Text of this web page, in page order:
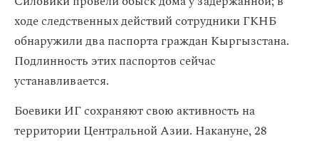
ходе следственных действий сотрудники ГКНБ
обнаружили два паспорта граждан Кыргызстана.
Подлинность этих паспортов сейчас
устанавливается.
Боевики ИГ сохраняют свою активность на
территории Центральной Азии. Накануне, 28